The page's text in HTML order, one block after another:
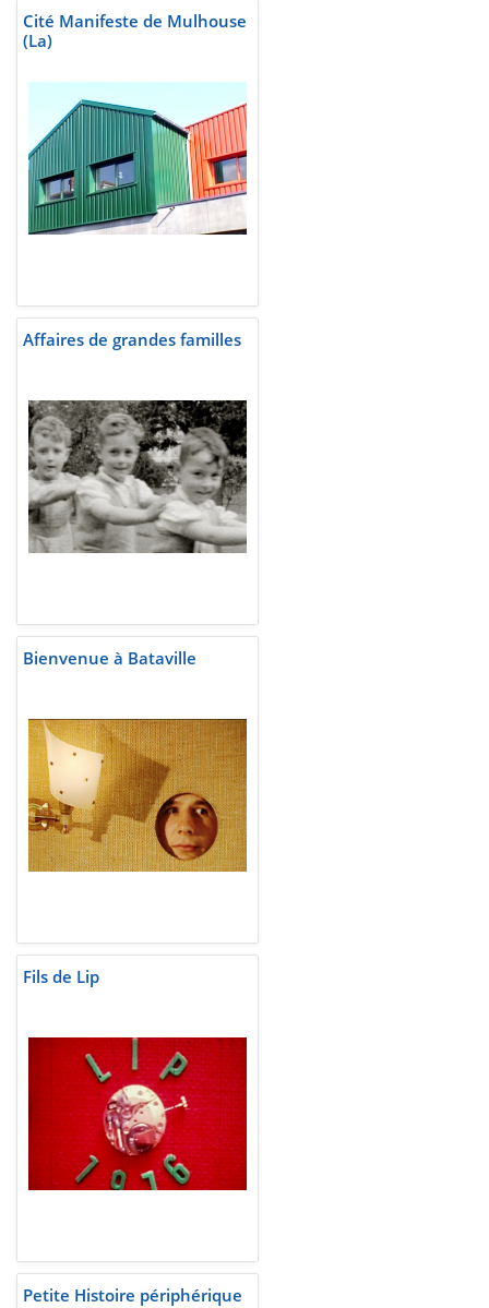
Cité Manifeste de Mulhouse
(La)
Affaires de grandes familles
Bienvenue à Bataville
Fils de Lip
Petite Histoire périphérique